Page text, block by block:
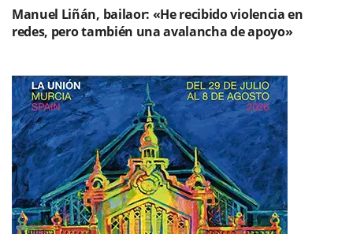
Manuel Liñán, bailaor: «He recibido violencia en
redes, pero también una avalancha de apoyo»